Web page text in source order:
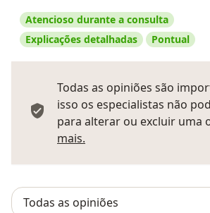
Atencioso durante a consulta
Explicações detalhadas
Pontual
Todas as opiniões são
isso os especialistas não
para alterar ou excluir uma
mais.